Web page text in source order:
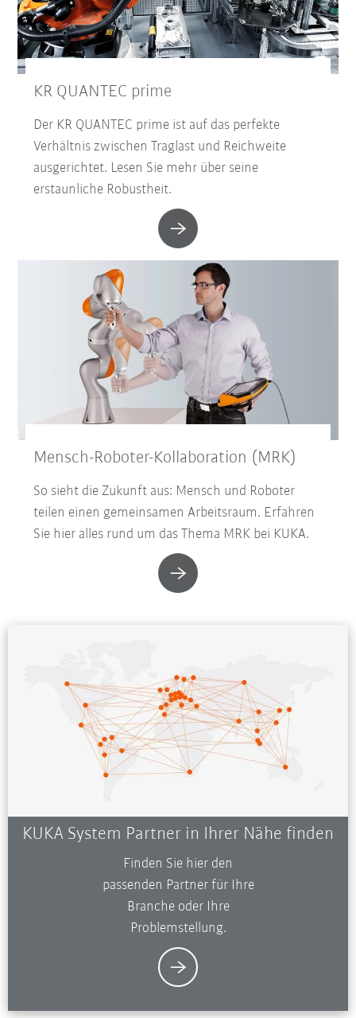
KR QUANTEC prime
Der KR QUANTEC prime ist auf das perfekte
Verhältnis zwischen Traglast und Reichweite
ausgerichtet. Lesen Sie mehr über seine
erstaunliche Robustheit.
Mensch-Roboter-Kollaboration (MRK)
So sieht die Zukunft aus: Mensch und Roboter
teilen einen gemeinsamen Arbeitsraum. Erfahren
Sie hier alles rund um das Thema MRK bei KUKA.
KUKA System Partner in Ihrer Nähe finden
Finden Sie hier den
passenden Partner für Ihre
Branche oder Ihre
Problemstellung.